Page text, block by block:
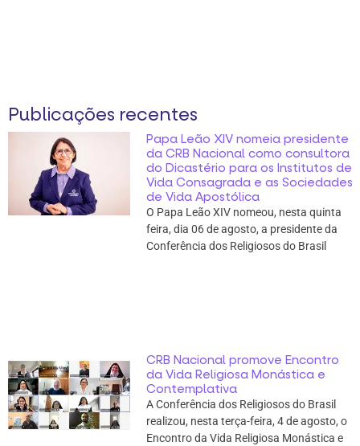
Publicações recentes
Papa Leão XIV nomeia presidente
da CRB Nacional como consultora
do Dicastério para os Institutos de
Vida Consagrada e as Sociedades
de Vida Apostólica
O Papa Leão XIV nomeou, nesta quinta
feira, dia 06 de agosto, a presidente da
Conferência dos Religiosos do Brasil
CRB Nacional promove Encontro
da Vida Religiosa Monástica e
Contemplativa
A Conferência dos Religiosos do Brasil
realizou, nesta terça-feira, 4 de agosto, o
Encontro da Vida Religiosa Monástica e